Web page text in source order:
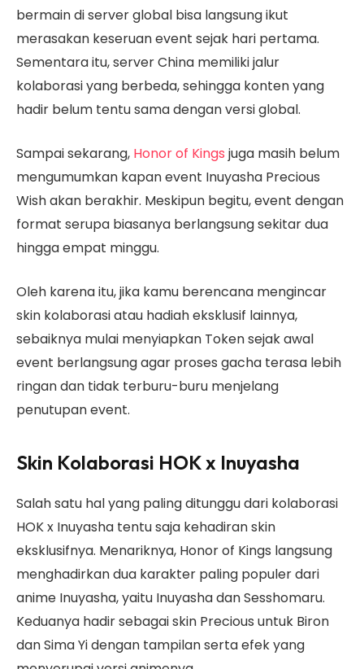
bermain di server global bisa langsung ikut
merasakan keseruan event sejak hari pertama.
Sementara itu, server China memiliki jalur
kolaborasi yang berbeda, sehingga konten yang
hadir belum tentu sama dengan versi global.
Sampai sekarang, Honor of Kings juga masih belum
mengumumkan kapan event Inuyasha Precious
Wish akan berakhir. Meskipun begitu, event dengan
format serupa biasanya berlangsung sekitar dua
hingga empat minggu.
Oleh karena itu, jika kamu berencana mengincar
skin kolaborasi atau hadiah eksklusif lainnya,
sebaiknya mulai menyiapkan Token sejak awal
event berlangsung agar proses gacha terasa lebih
ringan dan tidak terburu-buru menjelang
penutupan event.
Skin Kolaborasi HOK x Inuyasha
Salah satu hal yang paling ditunggu dari kolaborasi
HOK x Inuyasha tentu saja kehadiran skin
eksklusifnya. Menariknya, Honor of Kings langsung
menghadirkan dua karakter paling populer dari
anime Inuyasha, yaitu Inuyasha dan Sesshomaru.
Keduanya hadir sebagai skin Precious untuk Biron
dan Sima Yi dengan tampilan serta efek yang